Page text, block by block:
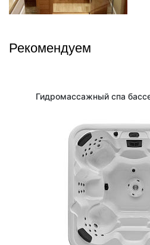
Рекомендуем
Гидромассажный спа